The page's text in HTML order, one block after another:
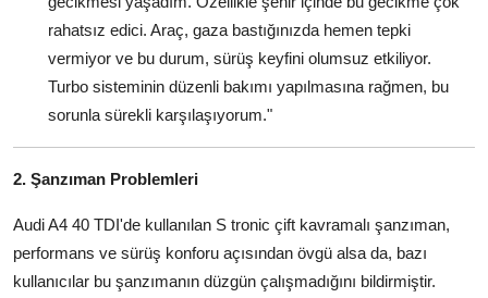
rahatsız edici. Araç, gaza bastığınızda hemen tepki
vermiyor ve bu durum, sürüş keyfini olumsuz etkiliyor.
Turbo sisteminin düzenli bakımı yapılmasına rağmen, bu
sorunla sürekli karşılaşıyorum."
2. Şanzıman Problemleri
Audi A4 40 TDI'de kullanılan S tronic çift kavramalı şanzıman,
performans ve sürüş konforu açısından övgü alsa da, bazı
kullanıcılar bu şanzımanın düzgün çalışmadığını bildirmiştir.